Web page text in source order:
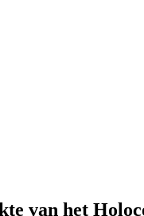
van het